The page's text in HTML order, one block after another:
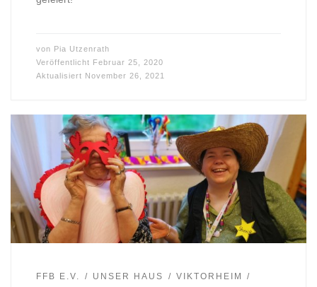
von Pia Utzenrath
Veröffentlicht Februar 25, 2020
Aktualisiert November 26, 2021
FFB E.V. UNSER HAUS
VIKTORHEIM